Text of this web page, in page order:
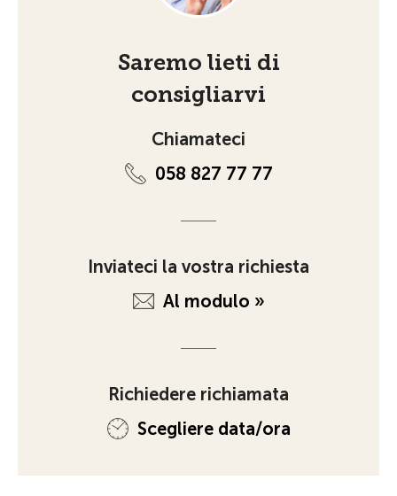
Saremo lieti di
consigliarvi
Chiamateci
058 827 77 77
Inviateci la vostra richiesta
Al modulo »
Richiedere richiamata
Scegliere data/ora